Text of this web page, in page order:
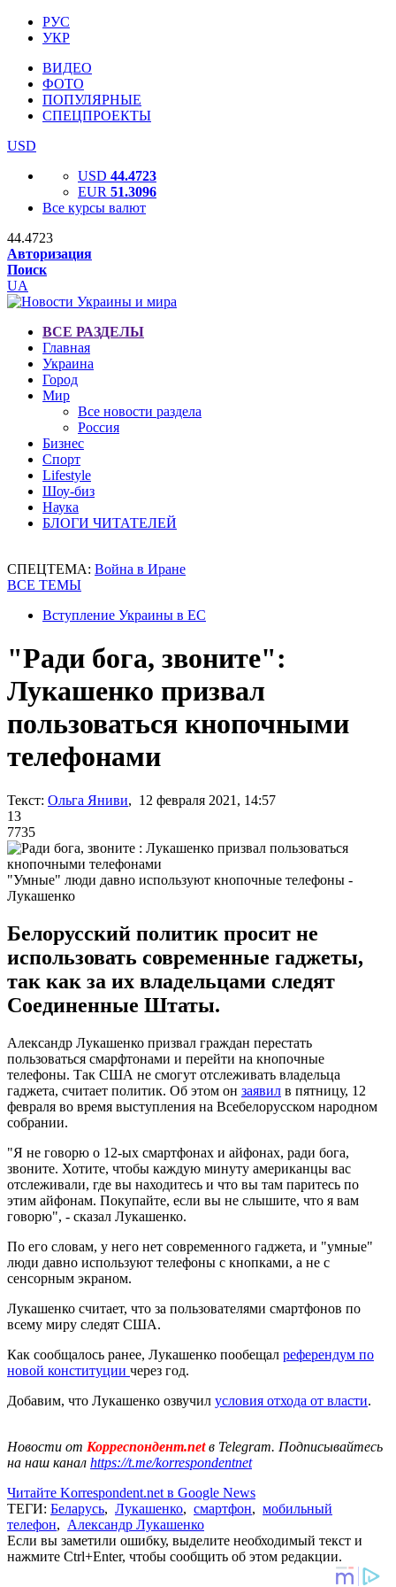
РУС
УКР
ВИДЕО
ФОТО
ПОПУЛЯРНЫЕ
СПЕЦПРОЕКТЫ
USD
USD 44.4723
EUR 51.3096
Все курсы валют
44.4723
Авторизация
Поиск
UA
ВСЕ РАЗДЕЛЫ
Главная
Украина
Город
Мир
Все новости раздела
Россия
Бизнес
Спорт
Lifestyle
Шоу-биз
Наука
БЛОГИ ЧИТАТЕЛЕЙ
СПЕЦТЕМА: Война в Иране
ВСЕ ТЕМЫ
Вступление Украины в ЕС
"Ради бога, звоните":
Лукашенко призвал
пользоваться кнопочными
телефонами
Текст: Ольга Яниви, 12 февраля 2021, 14:57
13
7735
"Умные" люди давно используют кнопочные телефоны -
Лукашенко
Белорусский политик просит не
использовать современные гаджеты,
так как за их владельцами следят
Соединенные Штаты.
Александр Лукашенко призвал граждан перестать
пользоваться смарфтонами и перейти на кнопочные
телефоны. Так США не смогут отслеживать владельца
гаджета, считает политик. Об этом он заявил в пятницу, 12
февраля во время выступления на Всебелорусском народном
собрании.
"Я не говорю о 12-ых смартфонах и айфонах, ради бога,
звоните. Хотите, чтобы каждую минуту американцы вас
отслеживали, где вы находитесь и что вы там паритесь по
этим айфонам. Покупайте, если вы не слышите, что я вам
говорю", - сказал Лукашенко.
По его словам, у него нет современного гаджета, и "умные"
люди давно используют телефоны с кнопками, а не с
сенсорным экраном.
Лукашенко считает, что за пользователями смартфонов по
всему миру следят США.
Как сообщалось ранее, Лукашенко пообещал референдум по
новой конституции через год.
Добавим, что Лукашенко озвучил условия отхода от власти.
Новости от Корреспондент.netв Telegram. Подписывайтесь
на наш канал https://t.me/korrespondentnet
Читайте Korrespondent.net в Google News
ТЕГИ: Беларусь, Лукашенко, смартфон, мобильный
телефон, Александр Лукашенко
Если вы заметили ошибку, выделите необходимый текст и
нажмите Ctrl+Enter, чтобы сообщить об этом редакции.